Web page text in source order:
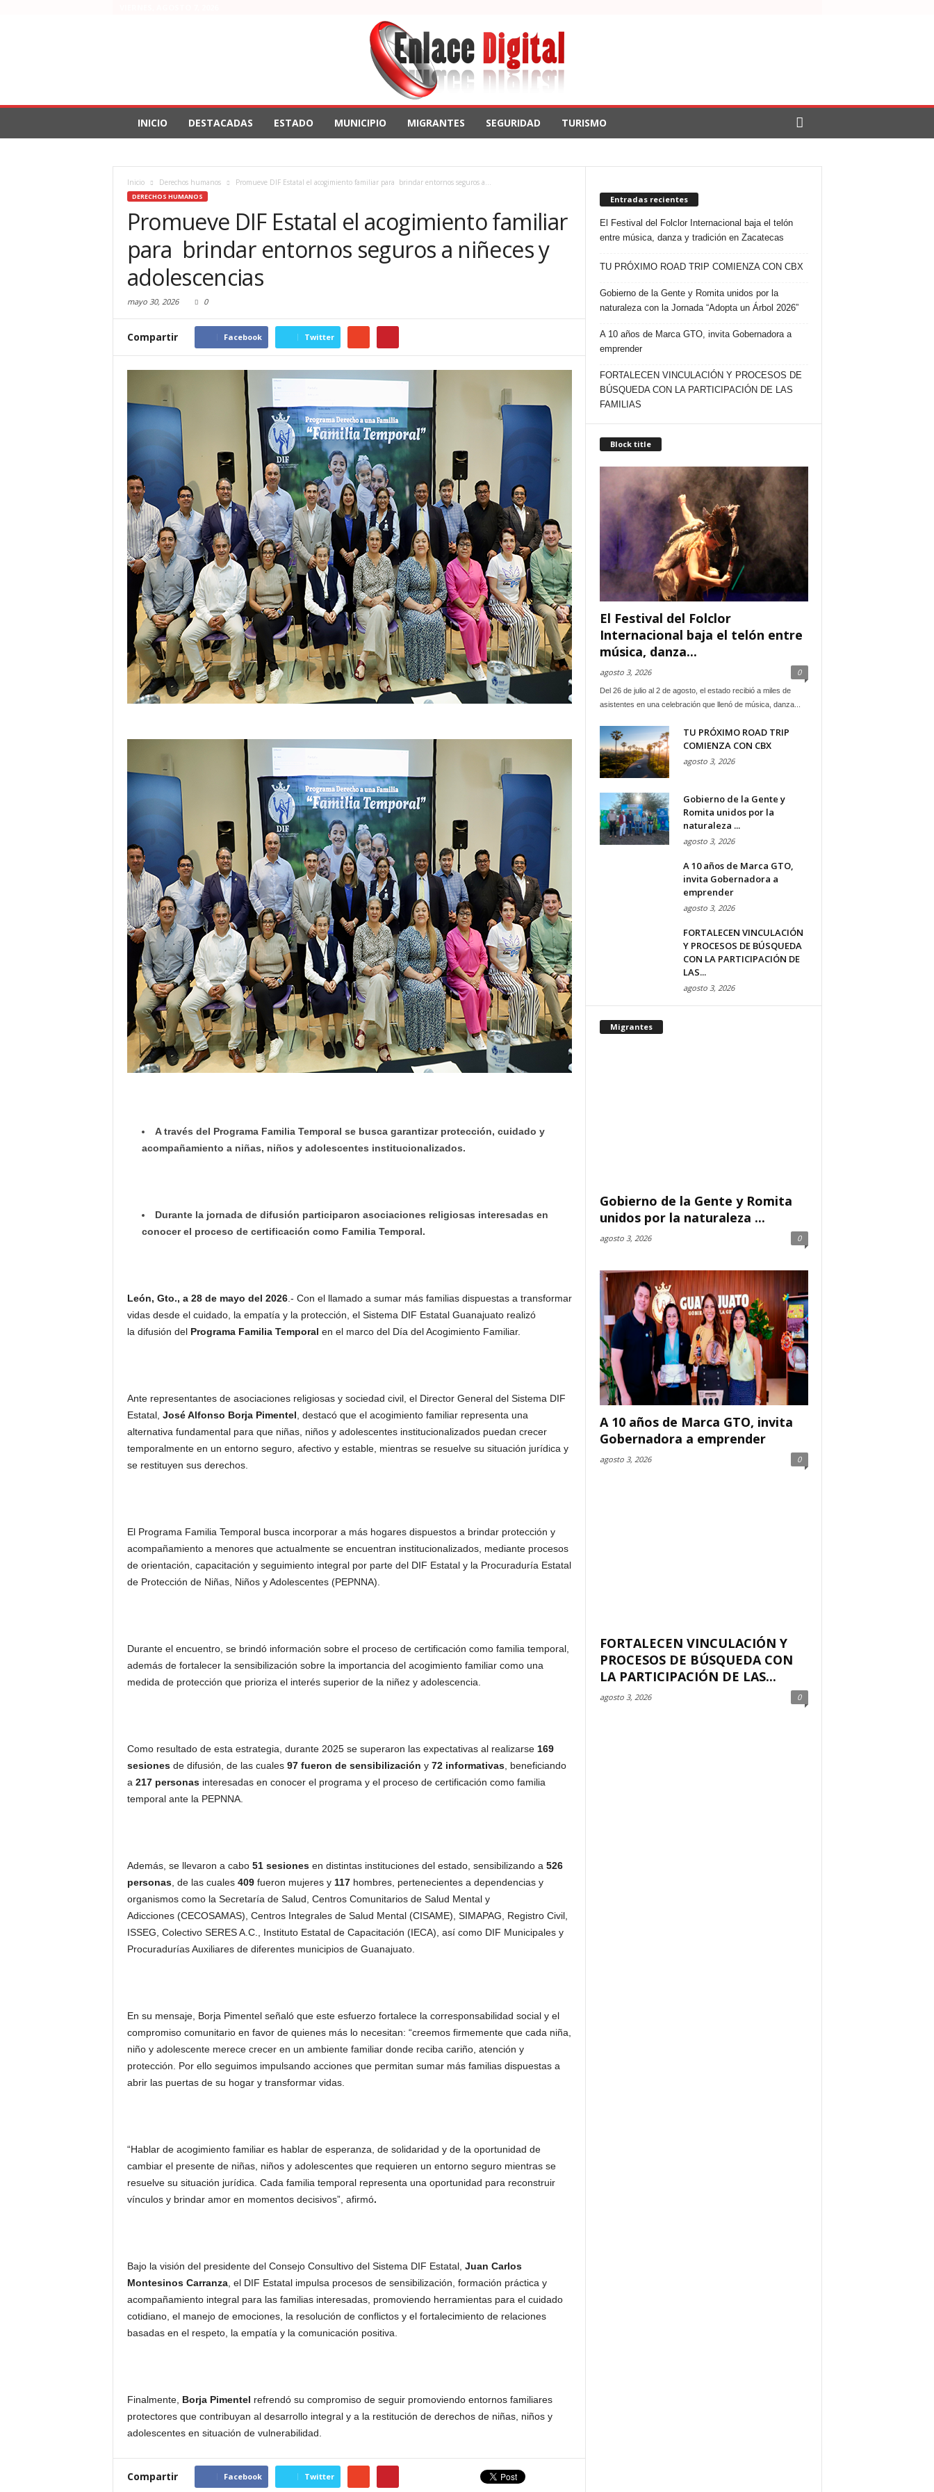
INICIO DESTACADAS ESTADO MUNICIPIO MIGRANTES SEGURIDAD TURISMO
Inicio Derechos humanos Promueve DIF Estatal el acogimiento familiar para brindar entornos seguros a...
DERECHOS HUMANOS
Promueve DIF Estatal el acogimiento familiar
para brindar entornos seguros a niñeces y
adolescencias
mayo 30, 2026 0
Compartir Facebook Twitter
A través del Programa Familia Temporal se busca garantizar protección, cuidado y
acompañamiento a niñas, niños y adolescentes institucionalizados.
Durante la jornada de difusión participaron asociaciones religiosas interesadas en
conocer el proceso de certificación como Familia Temporal.
León, Gto., a 28 de mayo del 2026.- Con el llamado a sumar más familias dispuestas a transformar
vidas desde el cuidado, la empatía y la protección, el Sistema DIF Estatal Guanajuato realizó
la difusión del Programa Familia Temporal en el marco del Día del Acogimiento Familiar.
Ante representantes de asociaciones religiosas y sociedad civil, el Director Generaldel Sistema DIF
Estatal, José Alfonso Borja Pimentel , destacó que el acogimiento familiar representa una
alternativa fundamental para que niñas, niños y adolescentes institucionalizados puedan crecer
temporalmente en un entorno seguro, afectivo y estable, mientras se resuelve su situación jurídica y
se restituyen sus derechos.
El Programa Familia Temporal busca incorporar a más hogares dispuestos a brindar protección y
acompañamiento a menores que actualmente se encuentran institucionalizados, mediante procesos
de orientación, capacitación y seguimiento integral por parte del DIF Estatal y la Procuraduría Estatal
de Protección de Niñas, Niños y Adolescentes (PEPNNA).
Durante el encuentro, se brindó información sobre el proceso de certificación como familia temporal,
además de fortalecer la sensibilización sobre la importancia del acogimiento familiar como una
medida de protección que prioriza el interés superior de la niñez y adolescencia.
Como resultado de esta estrategia, durante 2025 se superaron las expectativas al realizarse 169
sesionesde difusión, de las cuales 97 fueron de sensibilización y 72 informativas, beneficiando
a 217 personasinteresadas en conocer el programa y el proceso de certificación como familia
temporal ante la PEPNNA.
Además, se llevaron a cabo 51 sesionesen distintas instituciones del estado, sensibilizando a 526
personas, de las cuales 409fueron mujeres y 117 hombres, pertenecientes a dependencias y
organismos como la Secretaría de Salud, Centros Comunitarios de Salud Mental y
Adicciones (CECOSAMAS) Centros Integrales de Salud Mental (CISAME) , SIMAPAG, Registro Civil,
ISSEG, Colectivo SERES A.C., Instituto Estatal de Capacitación (IECA) , así como DIF Municipales y
Procuradurías Auxiliares de diferentes municipios de Guanajuato.
En su mensaje, Borja Pimentelseñaló que este esfuerzo fortalece la corresponsabilidad social y el
compromiso comunitario en favor de quienes más lo necesitan: “creemos firmemente que cada niña,
niño y adolescente merece crecer en un ambiente familiar donde reciba cariño, atención y
protección. Por ello seguimos impulsando acciones que permitan sumar más familias dispuestas a
abrir las puertas de su hogar y transformar vidas.
“Hablar de acogimiento familiar es hablar de esperanza, de solidaridad y de la oportunidad de
cambiar el presente de niñas, niños y adolescentes que requieren un entorno seguro mientras se
resuelve su situación jurídica. Cada familia temporal representa una oportunidad para reconstruir
vínculos y brindar amor en momentos decisivos”, afirmó.
Bajo la visión del presidente del Consejo Consultivo del Sistema DIF Estatal, Juan Carlos
Montesinos Carranza, el DIF Estatal impulsa procesos de sensibilización, formación práctica y
acompañamiento integral para las familias interesadas, promoviendo herramientas para el cuidado
cotidiano, el manejo de emociones, la resolución de conflictos y el fortalecimiento de relaciones
basadas en el respeto, la empatía y la comunicación positiva.
Finalmente, Borja Pimentel refrendó su compromiso de seguir promoviendo entornos familiares
protectores que contribuyan al desarrollo integral y a la restitución de derechos de niñas, niños y
adolescentes en situación de vulnerabilidad.
Compartir Facebook Twitter
Entradas recientes
El Festival del Folclor Internacional baja el telón
entre música, danza y tradición en Zacatecas
TU PRÓXIMO ROAD TRIP COMIENZA CON CBX
Gobierno de la Gente y Romita unidos por la
naturaleza con la Jornada “Adopta un Árbol 2026”
A 10 años de Marca GTO, invita Gobernadora a
emprender
FORTALECEN VINCULACIÓN Y PROCESOS DE
BÚSQUEDA CON LA PARTICIPACIÓN DE LAS
FAMILIAS
Block title
El Festival del Folclor
Internacional baja el telón entre
música, danza...
agosto 3, 2026 0
Del 26 de julio al 2 de agosto, el estado recibió a miles de
asistentes en una celebración que llenó de música, danza...
TU PRÓXIMO ROAD TRIP
COMIENZA CON CBX
agosto 3, 2026
Gobierno de la Gente y
Romita unidos por la
naturaleza ...
agosto 3, 2026
A 10 años de Marca GTO,
invita Gobernadora a
emprender
agosto 3, 2026
FORTALECEN VINCULACIÓN
Y PROCESOS DE BÚSQUEDA
CON LA PARTICIPACIÓN DE
LAS...
agosto 3, 2026
Migrantes
Gobierno de la Gente y Romita
unidos por la naturaleza ...
agosto 3, 2026 0
A 10 años de Marca GTO, invita
Gobernadora a emprender
agosto 3, 2026 0
FORTALECEN VINCULACIÓN Y
PROCESOS DE BÚSQUEDA CON
LA PARTICIPACIÓN DE LAS...
agosto 3, 2026 0